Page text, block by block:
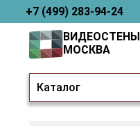
+7 (499) 283-94-24
Каталог
ВИДЕОСТЕНЫ
МОСКВА